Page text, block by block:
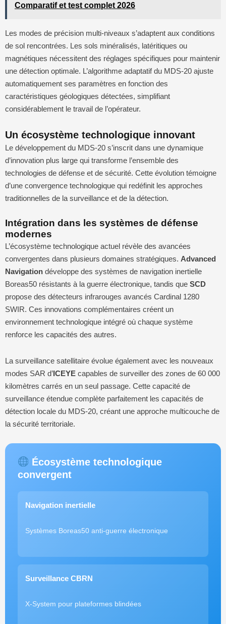
Comparatif et test complet 2026
Les modes de précision multi-niveaux s’adaptent aux conditions
de sol rencontrées. Les sols minéralisés, latéritiques ou
magnétiques nécessitent des réglages spécifiques pour maintenir
une détection optimale. L’algorithme adaptatif du MDS-20 ajuste
automatiquement ses paramètres en fonction des
caractéristiques géologiques détectées, simplifiant
considérablement le travail de l’opérateur.
Un écosystème technologique innovant
Le développement du MDS-20 s’inscrit dans une dynamique
d’innovation plus large qui transforme l’ensemble des
technologies de défense et de sécurité. Cette évolution témoigne
d’une convergence technologique qui redéfinit les approches
traditionnelles de la surveillance et de la détection.
Intégration dans les systèmes de défense
modernes
L’écosystème technologique actuel révèle des avancées
convergentes dans plusieurs domaines stratégiques. Advanced
Navigation développe des systèmes de navigation inertielle
Boreas50 résistants à la guerre électronique, tandis que SCD
propose des détecteurs infrarouges avancés Cardinal 1280
SWIR. Ces innovations complémentaires créent un
environnement technologique intégré où chaque système
renforce les capacités des autres.
La surveillance satellitaire évolue également avec les nouveaux
modes SAR d’ICEYE capables de surveiller des zones de 60 000
kilomètres carrés en un seul passage. Cette capacité de
surveillance étendue complète parfaitement les capacités de
détection locale du MDS-20, créant une approche multicouche de
la sécurité territoriale.
Écosystème technologique
convergent
Navigation inertielle
Systèmes Boreas50 anti-guerre électronique
Surveillance CBRN
X-System pour plateformes blindées